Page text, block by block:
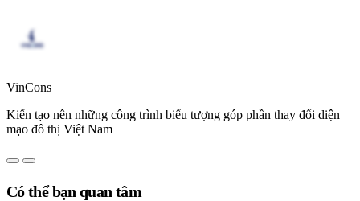
VinCons
Kiến tạo nên những công trình biểu tượng góp phần thay đổi diện
mạo đô thị Việt Nam
Có thể bạn quan tâm